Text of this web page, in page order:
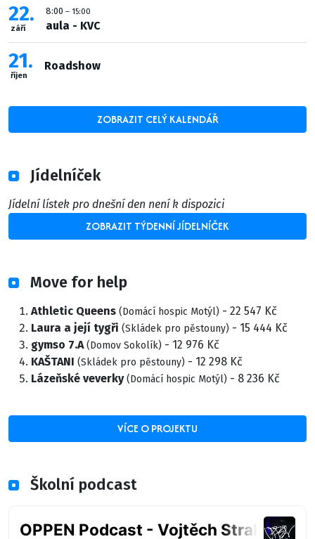
22
září
8:00 – 15:00
aula - KVC
21
říjen
Roadshow
ZOBRAZIT CELÝ KALENDÁŘ
Jídelníček
Jídelní lístek pro dnešní den není k dispozici
ZOBRAZIT TÝDENNÍ JÍDELNÍČEK
Move for help
Athletic Queens (Domácí hospic Motýl) - 22 547 Kč
Laura a její tygři (Skládek pro pěstouny) - 15 444 Kč
gymso 7.A (Domov Sokolík) - 12 976 Kč
KAŠTANI (Skládek pro pěstouny) - 12 298 Kč
Lázeňské veverky (Domácí hospic Motýl) - 8 236 Kč
VÍCE O PROJEKTU
Školní podcast